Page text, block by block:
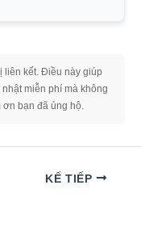
liên kết. Điều này giúp
miễn phí mà không
bạn đã ủng hộ.
KẾ TIẾP